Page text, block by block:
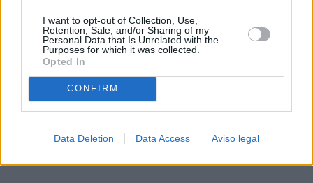
I want to opt-out of Collection, Use,
Retention, Sale, and/or Sharing of my
Personal Data that Is Unrelated with the
Purposes for which it was collected.
Opted In
CONFIRM
Data Deletion Data Access Aviso legal